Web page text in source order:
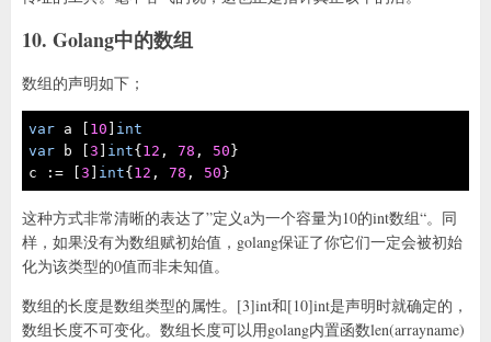
10. Golang中的数组
数组的声明如下；
var a [ 10
int
var b [3 int{ 12 , 78 , 50 }
c := [3 int{ 12 , 78 , 50 }
这种方式非常清晰的表达了”定义a为一个容量为10的int数组“。同
样，如果没有为数组赋初始值，golang保证了你它们一定会被初始
化为该类型的0值而非未知值。
数组的长度是数组类型的属性。[3]int和[10]int是声明时就确定的，
数组长度不可变化。数组长度可以用golang内置函数len(arrayname)